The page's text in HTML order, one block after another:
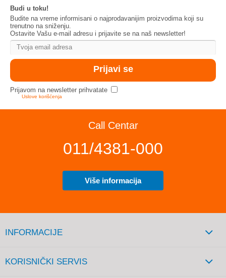
Budi u toku!
Budite na vreme informisani o najprodavanijim proizvodima koji su
trenutno na sniženju.
Ostavite Vašu e-mail adresu i prijavite se na naš newsletter!
Prijavom na newsletter prihvatate
Uslove korišćenja
Call Centar
011/4381-000
Više informacija
INFORMACIJE
KORISNIČKI SERVIS